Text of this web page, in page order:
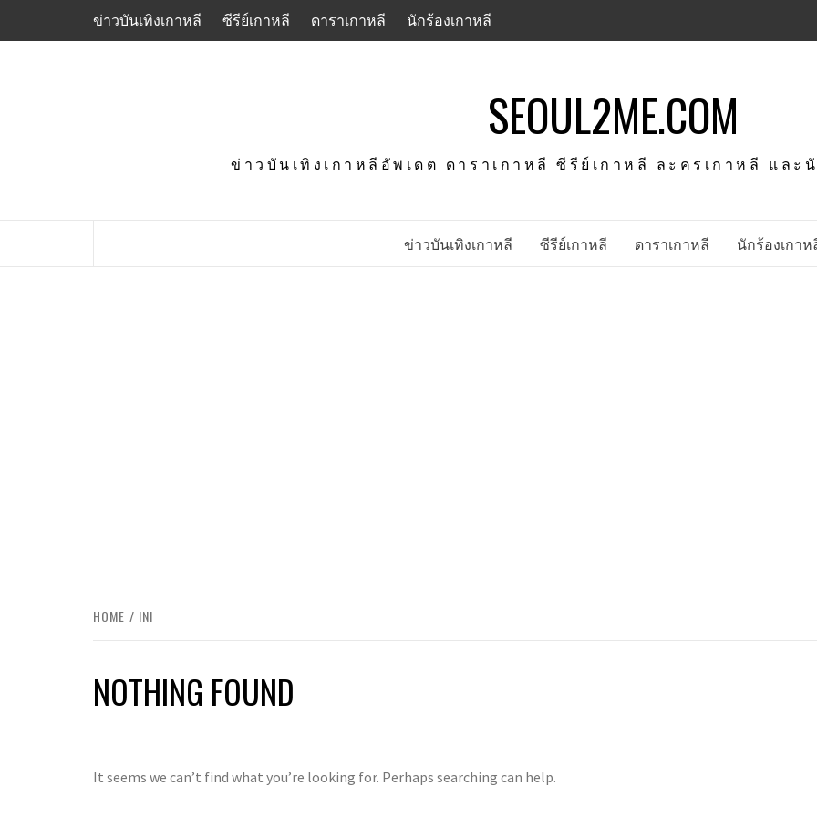
ข่าวบันเทิงเกาหลี ซีรีย์เกาหลี ดาราเกาหลี นักร้องเกาหลี
SEOUL2ME.COM
ข่าวบันเทิงเกาหลีอัพเดต ดาราเกาหลี ซีรีย์เกาหลี ละครเกาหลี และ
ข่าวบันเทิงเกาหลี ซีรีย์เกาหลี ดาราเกาหลี นักร้องเกาห
HOME INI
NOTHING FOUND
It seems we can’t find what you’re looking for. Perhaps searching can help.